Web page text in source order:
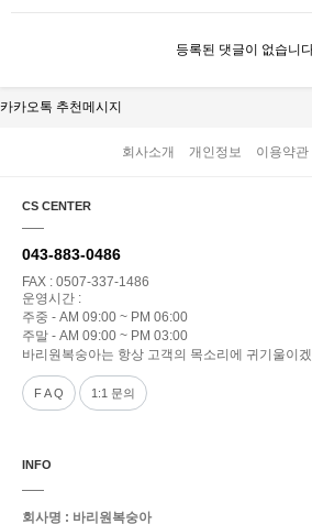
등록된 댓글이 없습니
카카오톡 추천메시지
회사소개 개인정보 이용약관
CS CENTER
043-883-0486
FAX : 0507-337-1486
운영시간 :
주중 - AM 09:00 ~ PM 06:00
주말 - AM 09:00 ~ PM 03:00
바리원복숭아는 항상 고객의 목소리에 귀기울이
F A Q 1:1 문의
INFO
회사명 : 바리원복숭아